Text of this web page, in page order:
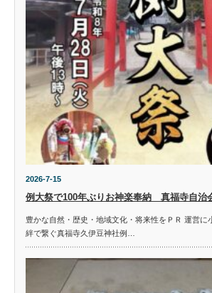
2026-7-15
例大祭で100年ぶりお神楽奉納 真福寺自治
豊かな自然・歴史・地域文化・将来性をＰＲ 運営に
絆で繋ぐ真福寺久伊豆神社例…